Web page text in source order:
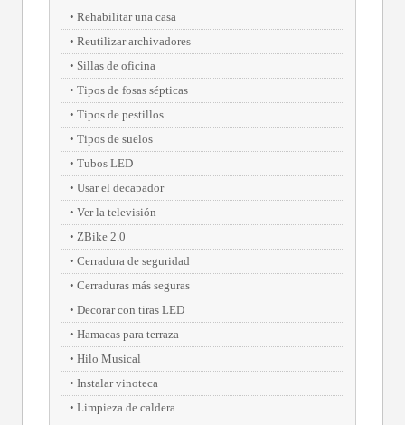
Rehabilitar una casa
Reutilizar archivadores
Sillas de oficina
Tipos de fosas sépticas
Tipos de pestillos
Tipos de suelos
Tubos LED
Usar el decapador
Ver la televisión
ZBike 2.0
Cerradura de seguridad
Cerraduras más seguras
Decorar con tiras LED
Hamacas para terraza
Hilo Musical
Instalar vinoteca
Limpieza de caldera